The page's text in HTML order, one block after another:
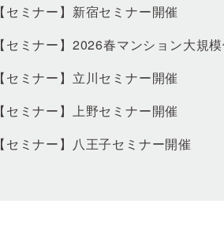
【セミナー】新宿セミナー開催
【セミナー】2026春マンション大規
【セミナー】立川セミナー開催
【セミナー】上野セミナー開催
【セミナー】八王子セミナー開催